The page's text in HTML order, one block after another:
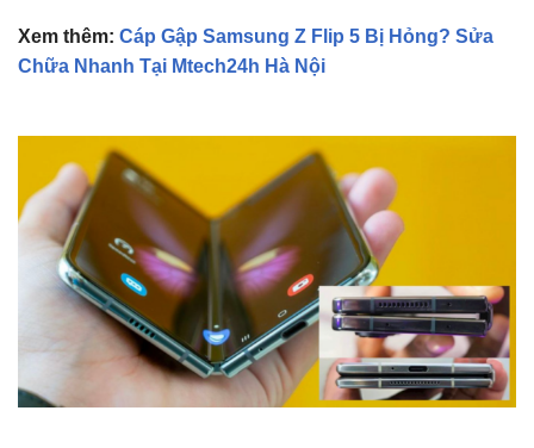
Xem thêm: Cáp Gập Samsung Z Flip 5 Bị Hỏng? Sửa
Chữa Nhanh Tại Mtech24h Hà Nội